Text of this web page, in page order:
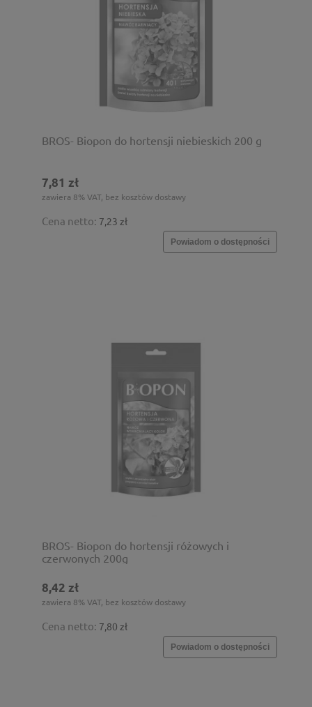
BROS- Biopon do hortensji niebieskich 200 g
7,81 zł
zawiera 8% VAT, bez kosztów dostawy
Cena netto: 7,23 zł
Powiadom o dostępności
BROS- Biopon do hortensji różowych i
czerwonych 200g
8,42 zł
zawiera 8% VAT, bez kosztów dostawy
Cena netto: 7,80 zł
Powiadom o dostępności